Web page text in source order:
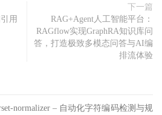
用
下一篇
RAG+Agent人工智能平台：
RAGflow实现GraphRA知识库问
答，打造极致多模态问答与AI编
排流体验
normalizer – 自动化字符编码检测与规